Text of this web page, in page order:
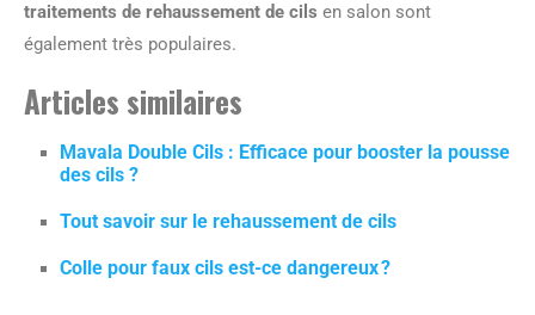
traitements de rehaussement de cils en salon sont
également très populaires.
Articles similaires
Mavala Double Cils : Efficace pour booster la pousse
des cils ?
Tout savoir sur le rehaussement de cils
Colle pour faux cils est-ce dangereux ?